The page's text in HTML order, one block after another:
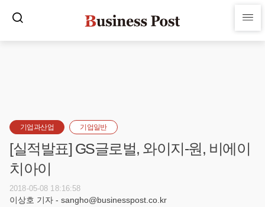
기업과산업 기업일반
[실적발표] GS글로벌, 와이지-원, 비에이
치아이
2018-05-08 18:16:58
이상호 기자 - sangho@businesspost.co.kr